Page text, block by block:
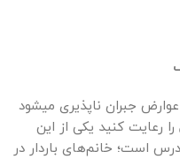
جبران ناپذیری میشود
رعایت کنید یکی از این
است؛‌ خانم‌های باردار در